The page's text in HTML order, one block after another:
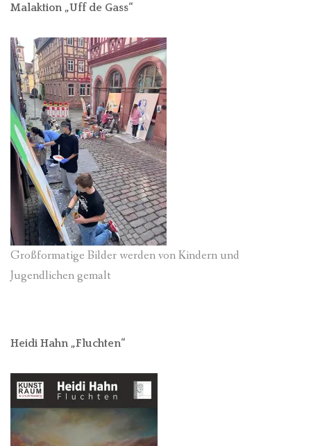
Malaktion „Uff de Gass“
Großformatige Bilder werden von Kindern und
Jugendlichen gemalt
Heidi Hahn „Fluchten“